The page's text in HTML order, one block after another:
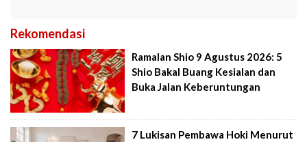
Rekomendasi
Ramalan Shio 9 Agustus 2026: 5
Shio Bakal Buang Kesialan dan
Buka Jalan Keberuntungan
7 Lukisan Pembawa Hoki Menurut